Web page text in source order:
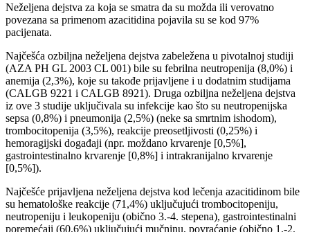
Neželjena dejstva za koja se smatra da su možda ili verovatno
povezana sa primenom azacitidina pojavila su se kod 97%
pacijenata.
Najčešća ozbiljna neželjena dejstva zabeležena u pivotalnoj studiji
(AZA PH GL 2003 CL 001) bile su febrilna neutropenija (8,0%) i
anemija (2,3%), koje su takođe prijavljene i u dodatnim studijama
(CALGB 9221 i CALGB 8921). Druga ozbiljna neželjena dejstva
iz ove 3 studije uključivala su infekcije kao što su neutropenijska
sepsa (0,8%) i pneumonija (2,5%) (neke sa smrtnim ishodom),
trombocitopenija (3,5%), reakcije preosetljivosti (0,25%) i
hemoragijski događaji (npr. moždano krvarenje [0,5%],
gastrointestinalno krvarenje [0,8%] i intrakranijalno krvarenje
[0,5%]).
Najčešće prijavljena neželjena dejstva kod lečenja azacitidinom bile
su hematološke reakcije (71,4%) uključujući trombocitopeniju,
neutropeniju i leukopeniju (obično 3.-4. stepena), gastrointestinalni
poremećaji (60,6%) uključujući mučninu, povraćanje (obično 1.-2.